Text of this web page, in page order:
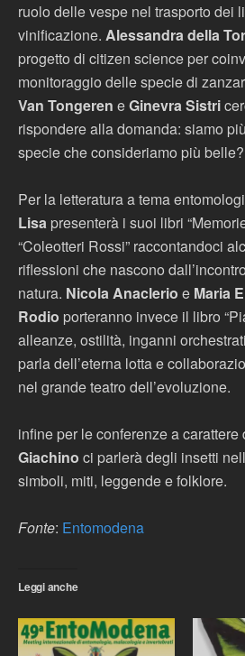
ruolo delle vespe nel trasporto dei
vinificazione. Alessandra della
progetto di citizen science per
monitoraggio delle specie di
Van Tongeren eGinevra Sistri
rispondere alla domanda: siamo
specie che consideriamo più belle?
Per la letteratura a tema
Lisa presenterà i suoi libri
“Coleotteri Rossi” raccontandoci
riflessioni che nascono
natura. Nicola Anaclerio e Maria
Rodio porteranno invece il libro
alleanze, ostilità, inganni
parla dell’eterna lotta e
nel grande teatro dell’evoluzione.
infine per le conferenze a carattere
Giachino ci parlerà degli insetti
simboli, miti, leggende e folklore.
Fonte: Entomodena
Leggi anche